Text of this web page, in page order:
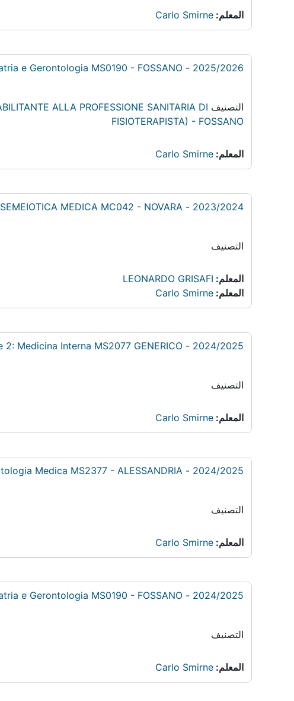
المعلم: Carlo Smirne
2025/2026 - Medicina generale e specialistica: Geriatria e Gerontologia MS0190 - FOSSANO
التصنيف ALLA PROFESSIONE SANITARIA DI
FISIOTERAPISTA) - FOSSANO
المعلم: Carlo Smirne
2023/2024 - METODOLOGIA E SEMEIOTICA MEDICA MC042 - NOVARA
التصنيف
المعلم: LEONARDO GRISAFI
المعلم: Carlo Smirne
2024/2025 - Scienze Biologiche e Cliniche 2: Medicina Interna MS2077 GENERICO -
التصنيف
المعلم: Carlo Smirne
2024/2025 - Fisiopatologia e semeiotica medica: Fisiopatologia Medica MS2377 - ALESSANDRIA
التصنيف
المعلم: Carlo Smirne
2024/2025 - Medicina generale e specialistica: Geriatria e Gerontologia MS0190 - FOSSANO
التصنيف
المعلم: Carlo Smirne